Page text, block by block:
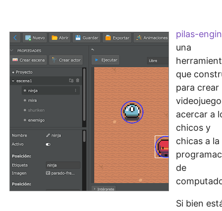
pilas-
una
que
para crear
acercar a
chicos y
chicas a la
de
Si bien